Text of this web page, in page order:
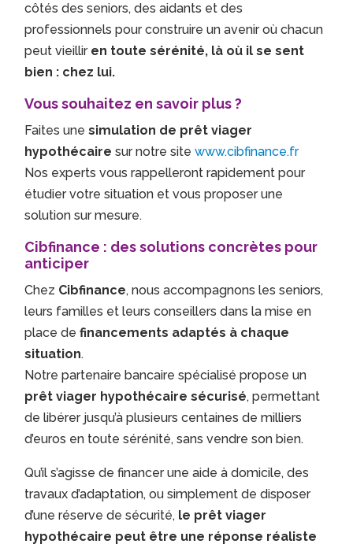
côtés des seniors, des aidants et des
professionnels pour construire un avenir où chacun
peut vieillir en toute sérénité, là où il se sent
bien : chez lui.
Vous souhaitez en savoir plus ?
Faites unesimulation de prêt viager
hypothécaire sur notre sitewww.cibfinance.fr
Nos experts vous rappelleront rapidement pour
étudier votre situation et vous proposer une
solution sur mesure.
Cibfinance : des solutions concrètes pour
anticiper
Chez Cibfinance, nous accompagnons les seniors,
leurs familles et leurs conseillers dans la mise en
place definancements adaptés à chaque
situation.
Notre partenaire bancaire spécialisé propose un
prêt viager hypothécaire sécurisé, permettant
de libérer jusqu’à plusieurs centaines de milliers
d’euros en toute sérénité, sans vendre son bien.
Qu’il s’agisse de financer une aide à domicile, des
travaux d’adaptation, ou simplement de disposer
d’une réserve de sécurité, le prêt viager
hypothécaire peut être une réponse réaliste